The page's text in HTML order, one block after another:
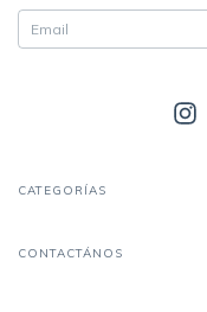
CATEGORÍAS
CONTACTÁNOS